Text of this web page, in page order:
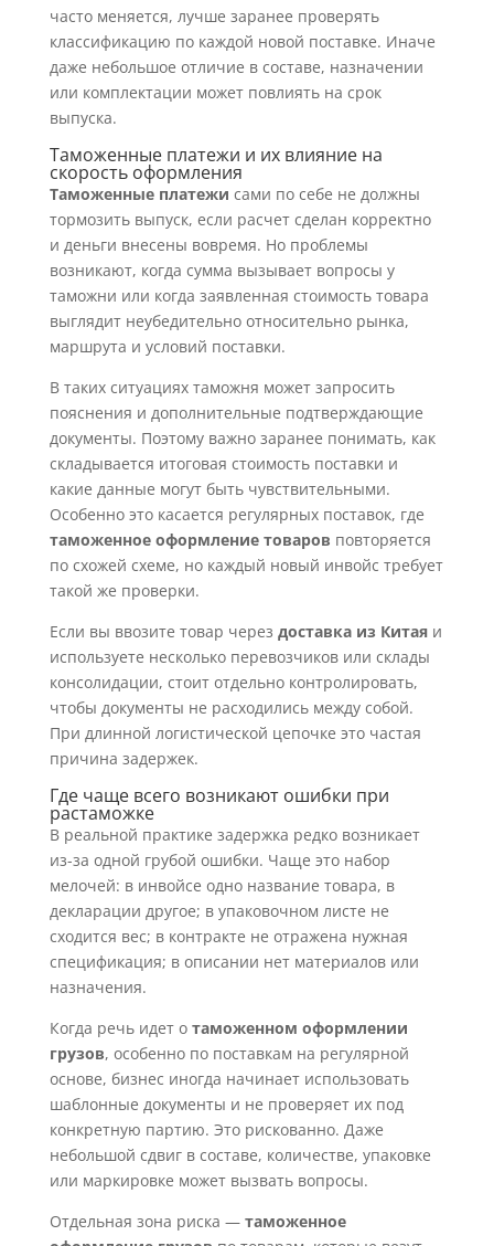
часто меняется, лучше заранее проверять
классификацию по каждой новой поставке. Иначе
даже небольшое отличие в составе, назначении
или комплектации может повлиять на срок
выпуска.
Таможенные платежи и их влияние на
скорость оформления
Таможенные платежи сами по себе не должны
тормозить выпуск, если расчет сделан корректно
и деньги внесены вовремя. Но проблемы
возникают, когда сумма вызывает вопросы у
таможни или когда заявленная стоимость товара
выглядит неубедительно относительно рынка,
маршрута и условий поставки.
В таких ситуациях таможня может запросить
пояснения и дополнительные подтверждающие
документы. Поэтому важно заранее понимать, как
складывается итоговая стоимость поставки и
какие данные могут быть чувствительными.
Особенно это касается регулярных поставок, где
таможенное оформление товаров повторяется
по схожей схеме, но каждый новый инвойс требует
такой же проверки.
Если вы ввозите товар через доставка из Китаяи
используете несколько перевозчиков или склады
консолидации, стоит отдельно контролировать,
чтобы документы не расходились между собой.
При длинной логистической цепочке это частая
причина задержек.
Где чаще всего возникают ошибки при
растаможке
В реальной практике задержка редко возникает
из-за одной грубой ошибки. Чаще это набор
мелочей: в инвойсе одно название товара, в
декларации другое; в упаковочном листе не
сходится вес; в контракте не отражена нужная
спецификация; в описании нет материалов или
назначения.
Когда речь идет о таможенном оформлении
грузов, особенно по поставкам на регулярной
основе, бизнес иногда начинает использовать
шаблонные документы и не проверяет их под
конкретную партию. Это рискованно. Даже
небольшой сдвиг в составе, количестве, упаковке
или маркировке может вызвать вопросы.
Отдельная зона риска — таможенное